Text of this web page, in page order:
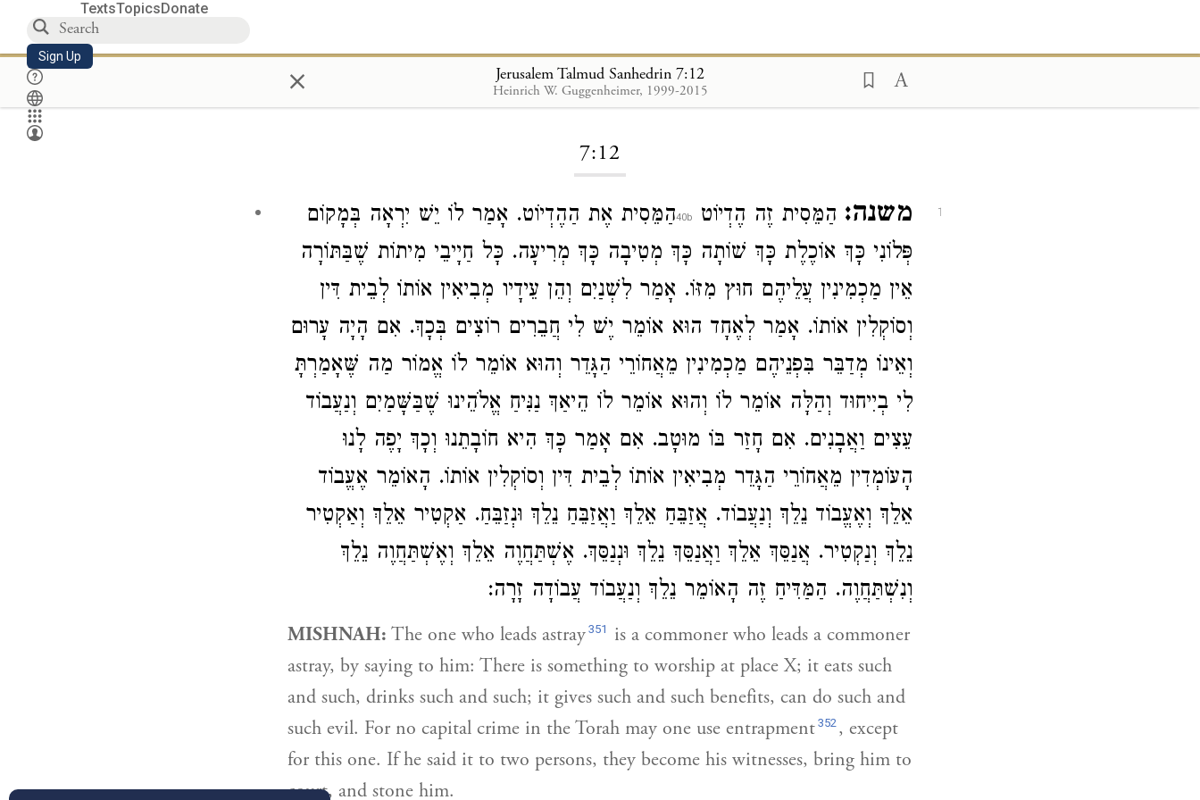
TextsTopicsDonate
Sign Up × Jerusalem Talmud Sanhedrin 7:12
Heinrich W. Guggenheimer, 1999-2015
Loading...
7:12
1 משנה: הַמֵּסִית זֶה הֶדְיוֹט
הַמֵּסִית אֶת הַהֶדְיוֹט. אָמַר לוֹ יֵשׁ יִרְאָה בְּמָקוֹם
פְּלוֹנִי כָּךְ אוֹכֶלֶת כָּךְ שׁוֹתָה כָּךְ מְטִיבָה כָּךְ מְרִיעָה. כָּל חַיָיבֵי מִיתוֹת שֶׁבַּתּוֹרָה
אֵין מַכְמִינִין עֲלֵיהֶם חוּץ מִזּוֹ. אָמַר לִשְׁנַיִם וְהֵן עֵידָיו מְבִיאִין אוֹתוֹ לְבֵית דִּין
וְסוֹקְלִין אוֹתוֹ. אָמַר לְאֶחָד הוּא אוֹמֵר יֶשׁ לִי חֲבֵרִים רוֹצִים בְּכָךְ. אִם הָיָה עָרוּם
וְאֵינוֹ מְדַבֵּר בִּפְנֵיהֶם מַכְמִינִין מֵאֲחוֹרֵי הַגָּדֵר וְהוּא אוֹמֵר לוֹ אֱמוֹר מַה שֶּׁאָמַרְתָּ
לִי בְיִיחוּד וְהַלָּה אוֹמֵר לוֹ וְהוּא אוֹמֵר לוֹ הֵיאַךְ נַנִּיחַ אֱלֹהֵינוּ שֶׁבַּשָּׁמַיִם וְנַעֲבוֹד
עֵצִים וַאֲבָנִים. אִם חָזַר בּוֹ מוּטָב. אִם אָמַר כָּךְ הִיא חוֹבָתֵנוּ וְכָךְ יָפֶה לָנוּ
הָעוֹמְדִין מֵאֲחוֹרֵי הַגָּדֵר מְבִיאִין אוֹתוֹ לְבֵית דִּין וְסוֹקְלִין אוֹתוֹ. הָאוֹמֵר אֶעֱבוֹד
אֵלֵךְ וְאֶעֱבוֹד נֵלֵךְ וְנַעֲבוֹד. אֲזַבֵּחַ אֵלֵךְ וַאֲזַבֵּחַ נֵלֵךְ וּנְזַבֵּחַ. אַקְטִיר אֵלֵךְ וְאַקְטִיר
נֵלֵךְ וְנַקְטִיר. אֲנַסֵּךְ אֵלֵךְ וַאֲנַסֵּךְ נֵלֵךְ וּנְנַסֵּךְ. אֶשְׁתַּחֲוֶה אֵלֵךְ וְאֶשְׁתַּחֲוֶה נֵלֵךְ
וְנִשְׁתַּחֲוֶה. הַמַּדִּיחַ זֶה הָאוֹמֵר נֵלֵךְ וְנַעֲבוֹד עֲבוֹדָה זָרָה:
MISHNAH: The one who leads astray351 is a commoner who leads a commoner
astray, by saying to him: There is something to worship at place X; it eats such
and such, drinks such and such; it gives such and such benefits, can do such and
such evil. For no capital crime in the Torah may one use entrapment352, except
for this one. If he said it to two persons, they become his witnesses, bring him to
court, and stone him.